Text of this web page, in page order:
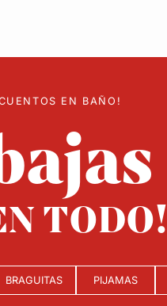
EN BAÑO!
TODO!
BRAGUITAS PIJAMAS